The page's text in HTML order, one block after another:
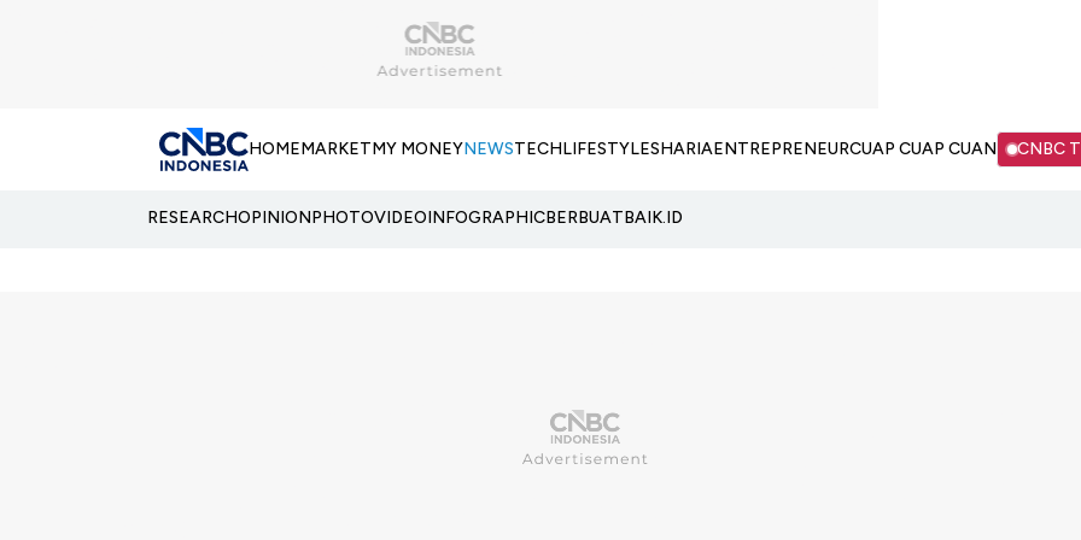
HOMEMARKETMY MONEYNEWSTECHLIFESTYLESHARIAENTREPRENEURCUAP CUAP CUAN CNBC
RESEARCHOPINIONPHOTOVIDEOINFOGRAPHICBERBUATBAIK.ID